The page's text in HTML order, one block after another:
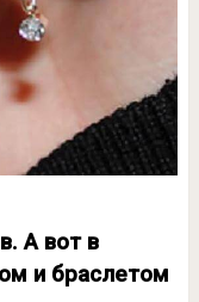
А вот в
и браслетом